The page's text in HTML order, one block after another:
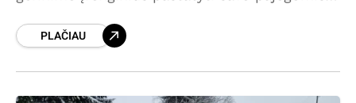
kokybiškas vanduo bus pradėtas tiekti net 14-
PLAČIAU